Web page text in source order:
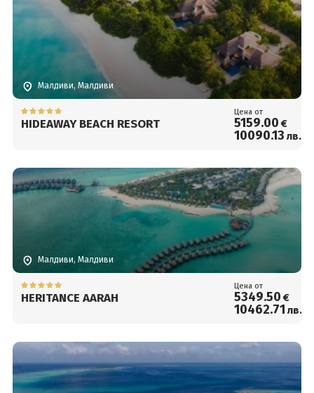
Малдиви, Малдиви
HIDEAWAY BEACH RESORT
Цена от
5159.00 €
10090.13 лв.
Малдиви, Малдиви
HERITANCE AARAH
Цена от
5349.50 €
10462.71 лв.